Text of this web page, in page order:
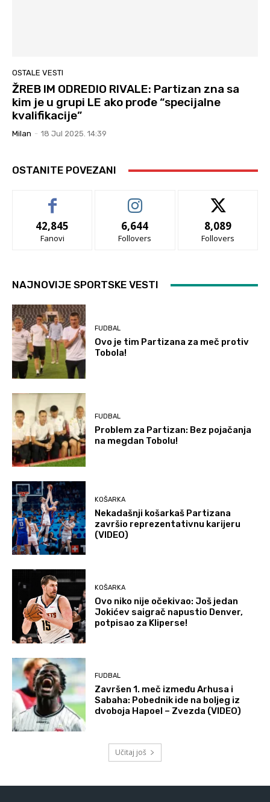
OSTALE VESTI
ŽREB IM ODREDIO RIVALE: Partizan zna sa
kim je u grupi LE ako prođe “specijalne
kvalifikacije”
Milan - 18 Jul 2025. 14:39
OSTANITE POVEZANI
42,845
Fanovi
6,644
Follovers
8,089
Follovers
NAJNOVIJE SPORTSKE VESTI
FUDBAL
Ovo je tim Partizana za meč protiv
Tobola!
FUDBAL
Problem za Partizan: Bez pojačanja
na megdan Tobolu!
KOŠARKA
Nekadašnji košarkaš Partizana
završio reprezentativnu karijeru
(VIDEO)
KOŠARKA
Ovo niko nije očekivao: Još jedan
Jokićev saigrač napustio Denver,
potpisao za Kliperse!
FUDBAL
Završen 1. meč između Arhusa i
Sabaha: Pobednik ide na boljeg iz
dvoboja Hapoel – Zvezda (VIDEO)
Učitaj još